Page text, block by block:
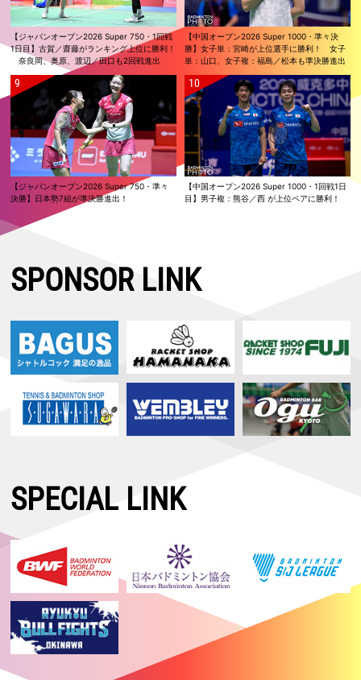
【ジャパンオープン2026 Super 750・1回戦
1日目】古賀／齋藤がランキング上位に勝利！
奈良岡、奥原、渡辺／田口も2回戦進出
【中国オープン2026 Super 1000・準々決
勝】女子単：宮崎が上位選手に勝利！ 女子
単：山口、女子複：福島／松本も準決勝進出
【ジャパンオープン2026 Super 750・準々
決勝】日本勢7組が準決勝進出！
【中国オープン2026 Super 1000・1回戦1日
目】男子複：熊谷／西 が上位ペアに勝利！
SPONSOR LINK
SPECIAL LINK